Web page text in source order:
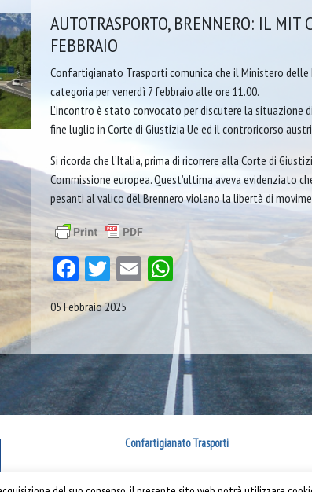
AUTOTRASPORTO, BRENNERO: IL MIT
FEBBRAIO
Confartigianato Trasporti comunica che il Ministero
categoria per venerdì 7 febbraio alle ore 11.00.
L’incontro è stato convocato per discutere la situazione
fine luglio in Corte di Giustizia Ue ed il controricorso
Si ricorda che l’Italia, prima di ricorrere alla Corte di
Commissione europea. Quest’ultima aveva evidenziato
pesanti al valico del Brennero violano la libertà di
Facebook
Twitter
EmailWhatsApp
05 Febbraio 2025
Confartigianato Trasporti
Via S. Giovanni in Laterano, 152 | 00184 Roma